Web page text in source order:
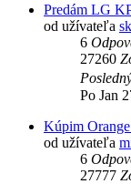
Predám LG
od užívateľa
6
27260
Po Jan
Kúpim
od užívateľa
6
27777